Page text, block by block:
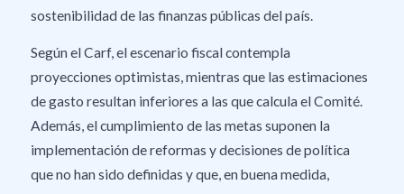
sostenibilidad de las finanzas públicas del país.
Según el Carf, el escenario fiscal contempla
proyecciones optimistas, mientras que las estimaciones
de gasto resultan inferiores a las que calcula el Comité.
Además, el cumplimiento de las metas suponen la
implementación de reformas y decisiones de política
que no han sido definidas y que, en buena medida,